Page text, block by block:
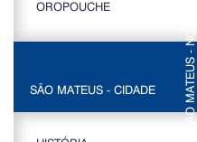
OROPOUCHE
SÃO MATEUS - CIDADE